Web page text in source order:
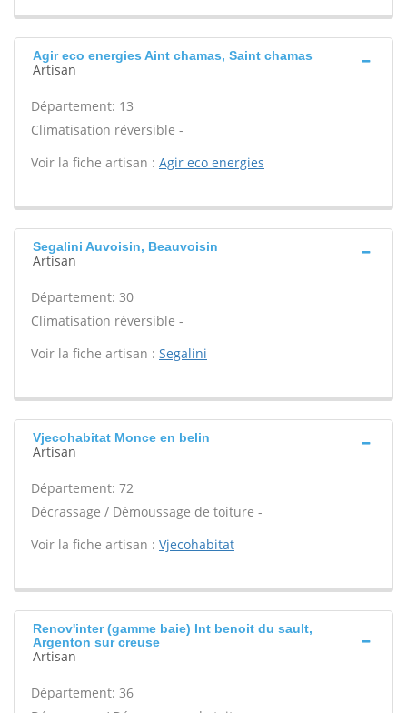
Agir eco energies Aint chamas, Saint chamas
Artisan
Département: 13
Climatisation réversible -
Voir la fiche artisan : Agir eco energies
Segalini Auvoisin, Beauvoisin
Artisan
Département: 30
Climatisation réversible -
Voir la fiche artisan : Segalini
Vjecohabitat Monce en belin
Artisan
Département: 72
Décrassage / Démoussage de toiture -
Voir la fiche artisan : Vjecohabitat
Renov'inter (gamme baie) Int benoit du sault,
Argenton sur creuse
Artisan
Département: 36